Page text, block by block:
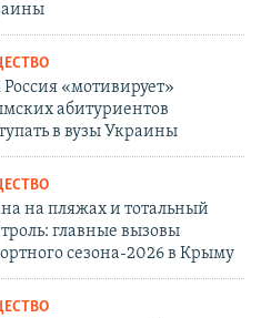
Россия «мотивирует»
абитуриентов
в вузы Украины
на пляжах и тотальный
главные вызовы
сезона-2026 в Крыму